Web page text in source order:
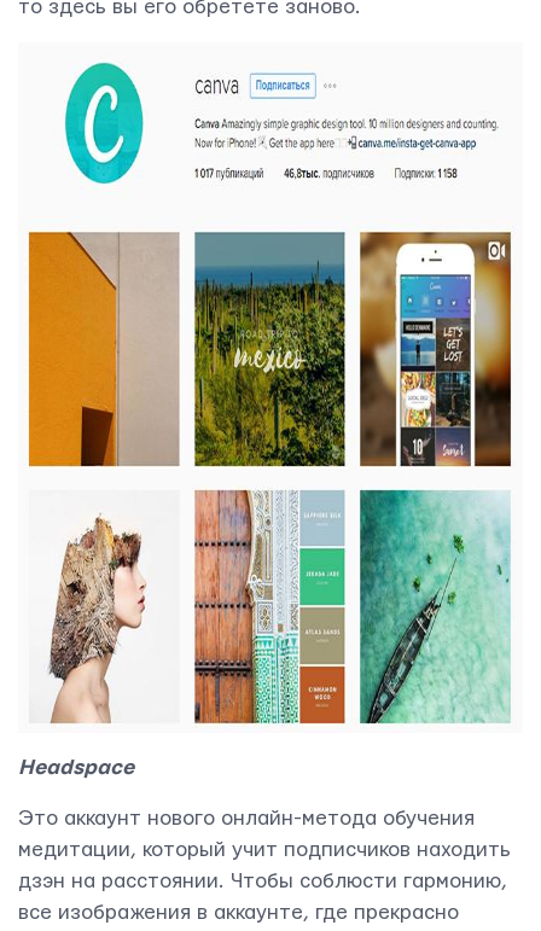
то здесь вы его обретете заново.
Headspace
Это аккаунт нового онлайн-метода обучения
медитации, который учит подписчиков находить
дзэн на расстоянии. Чтобы соблюсти гармонию,
все изображения в аккаунте, где прекрасно